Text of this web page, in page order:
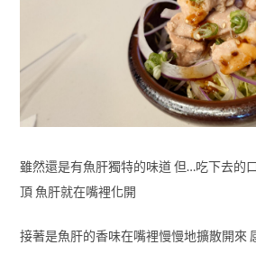
雖然還是有魚肝獨特的味道 但…吃下去的
頂 魚肝就在嘴裡化開
接著是魚肝的香味在嘴裡慢慢地擴散開來